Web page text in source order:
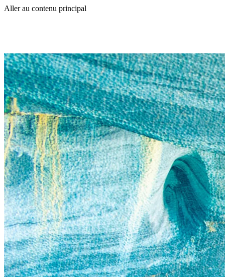
Aller au contenu principal